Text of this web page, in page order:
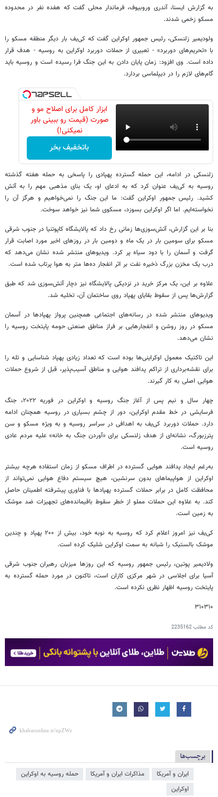
به گزارش ایسنا، آندری وروبیوف، فرماندار محلی گفت که هفده نفر در محدوده
مسکو زخمی شدند.
ولودیمیر زلنسکی، رئیس جمهور اوکراین گفت که کی‌یف بار دیگر منطقه مسکو را
با «تحریم‌های دوربرد» - تعبیری از حملات دوربرد اوکراین به روسیه - هدف قرار
داده است. وی افزود: زمان پایان دادن به این جنگ فرا رسیده است و روسیه باید
گام‌های لازم را در دیپلماسی بردارد.
ابزار کامل برای اصلاح مو و
صورت (قیمت رو ببینی باور
نمیکنی!)
باتخفیف بخر
زلنسکی در ادامه، این حمله گسترده پهپادی را پاسخی به حمله هفته گذشته
روسیه به کی‌یف عنوان کرد که به ادعای او، یک بنای مذهبی مهم را به آتش
کشید. رئیس جمهور اوکراین گفت: ما این جنگ را نمی‌خواهیم و هرگز آن را
نخواسته‌ایم. اما اگر اوکراین بسوزد، مسکوی شما نیز خواهد سوخت.
بنا بر این گزارش، آتش‌سوزی‌ها زمانی رخ داد که پالایشگاه کاپوتنیا در جنوب شرقی
مسکو برای سومین بار در یک ماه و دومین بار در روزهای اخیر مورد اصابت قرار
گرفت و آسمان را با دود سیاه پر کرد. ویدیوهای منتشر شده نشان می‌دهد که
درب یک مخزن بزرگ ذخیره نفت بر اثر انفجار ده‌ها متر به هوا پرتاب شده است.
علاوه بر این، یک مرکز خرید در نزدیکی پالایشگاه نیز دچار آتش‌سوزی شد که طبق
گزارش‌ها پس از سقوط بقایای پهپاد روی ساختمان آن، تخلیه شد.
ویدیوهای منتشر شده در رسانه‌های اجتماعی همچنین پرواز پهپادها در آسمان
مسکو در روز روشن و انفجارهایی بر فراز مناطق صنعتی حومه پایتخت روسیه را
نشان می‌دهد.
این تاکتیک معمول اوکراینی‌ها بوده است که تعداد زیادی پهپاد شناسایی و تله را
برای نقشه‌برداری از تراکم پدافند هوایی و مناطق آسیب‌پذیر، قبل از شروع حملات
هوایی اصلی به کار گیرند.
چهار سال و نیم پس از آغاز جنگ روسیه و اوکراین در فوریه ۲۰۲۲، جنگ
فرسایشی در خط مقدم اوکراین، دور از چشم بسیاری در روسیه همچنان ادامه
دارد. حملات دوربرد کی‌یف به اهدافی در سراسر روسیه و به ویژه مسکو و سن
پترزبورگ، نشانه‌ای از هدف زلنسکی برای «آوردن جنگ به خانه» علیه مردم عادی
روسیه است.
به‌رغم ایجاد پدافند هوایی گسترده در اطراف مسکو از زمان استفاده هرچه بیشتر
اوکراین از هواپیماهای بدون سرنشین، هیچ سیستم دفاع هوایی نمی‌تواند از
محافظت کامل در برابر حملات گسترده پهپادها با فناوری پیشرفته اطمینان حاصل
کند. به علاوه این حملات مملو از خطر سقوط باقیمانده‌های تجهیزات ضد موشک
به زمین است.
کی‌یف نیز امروز اعلام کرد که روسیه به نوبه خود، بیش از ۲۰۰ پهپاد و چندین
موشک بالستیک را شبانه به سمت اوکراین شلیک کرده است.
ولادیمیر پوتین، رئیس جمهور روسیه که این روزها میزبان رهبران جنوب شرقی
آسیا برای اجلاسی در شهر مرکزی کازان است، تاکنون در مورد حمله گسترده به
پایتخت روسیه اظهار نظری نکرده است.
۳۱۰۳۱۰
کد مطلب2235162
برچسب‌ها
ایران و آمریکا مذاکرات ایران و آمریکا
حمله روسیه به اوکراین
اوکراین